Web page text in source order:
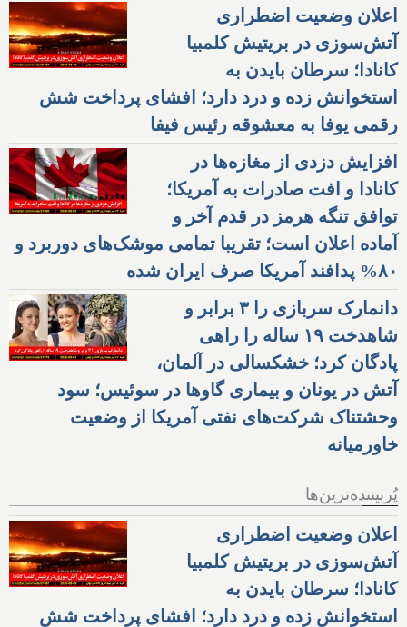
اعلان وضعیت اضطراری
آتش‌سوزی در بریتیش کلمبیا
کانادا؛ سرطان بایدن به
استخوانش زده و درد دارد؛ افشای پرداخت شش
رقمی یوفا به معشوقه رئیس فیفا
افزایش دزدی از مغازه‌ها در
کانادا و افت صادرات به آمریکا؛
توافق تنگه هرمز در قدم آخر و
آماده اعلان است؛ تقریبا تمامی موشک‌های دوربرد و
۸۰% پدافند آمریکا صرف ایران شده
دانمارک سربازی را ۳ برابر و
شاهدخت ۱۹ ساله را راهی
پادگان کرد؛ خشکسالی در آلمان،
آتش در یونان و بیماری گاوها در سوئیس؛ سود
وحشتناک شرکت‌های نفتی آمریکا از وضعیت
خاورمیانه
پُربیننده‌ترین‌ها
اعلان وضعیت اضطراری
آتش‌سوزی در بریتیش کلمبیا
کانادا؛ سرطان بایدن به
استخوانش زده و درد دارد؛ افشای پرداخت شش